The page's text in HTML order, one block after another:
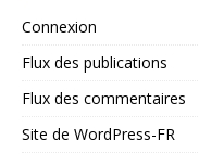
Connexion
Flux des publications
Flux des commentaires
Site de WordPress-FR